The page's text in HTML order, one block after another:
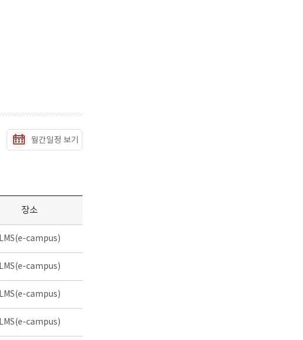
월간일정 보기
장소
LMS(e-campus)
LMS(e-campus)
LMS(e-campus)
LMS(e-campus)